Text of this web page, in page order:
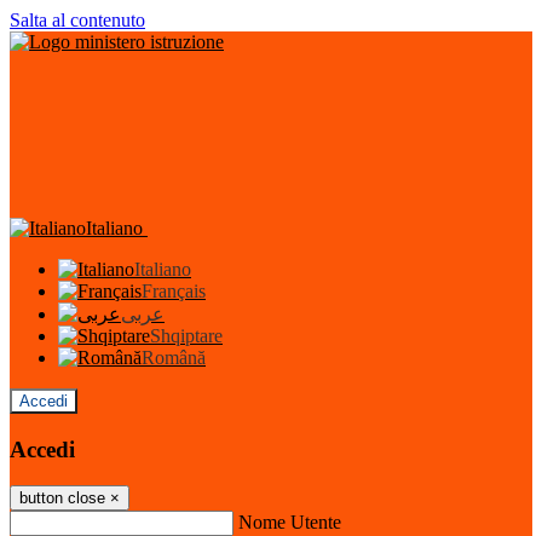
Salta al contenuto
Italiano
Italiano
Français
عربى
Shqiptare
Română
Accedi
Accedi
button close ×
Nome Utente